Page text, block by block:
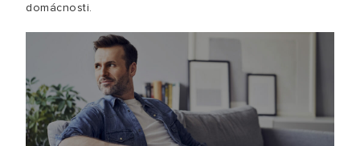
domácnosti.